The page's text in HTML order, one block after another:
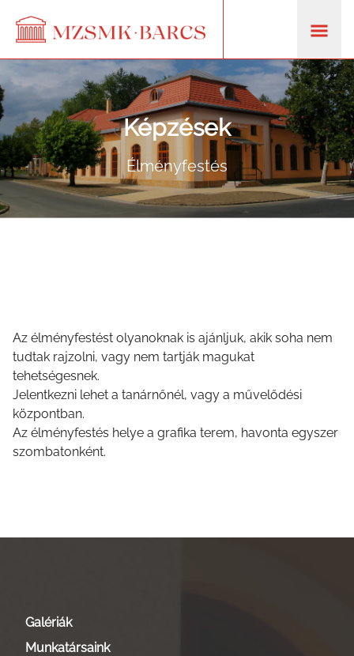
Képzések
Élményfestés
Az élményfestést olyanoknak is ajánljuk, akik soha nem
tudtak rajzolni, vagy nem tartják magukat
tehetségesnek.
Jelentkezni lehet a tanárnőnél, vagy a művelődési
központban.
Az élményfestés helye a grafika terem, havonta egyszer
szombatonként.
Galériák
Munkatársaink